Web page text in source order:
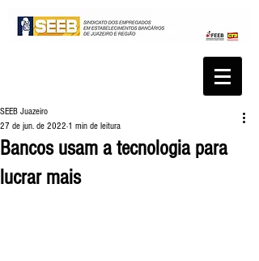
Bancos usam a tecnologia para
lucrar mais
SEEB Juazeiro
27 de jun. de 2022 1 min de leitura